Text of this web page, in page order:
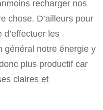
recharger nos
chose. D’ailleurs pour
les
général notre énergie y
plus productif car
claires et